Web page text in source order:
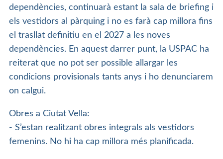
dependències, continuarà estant la sala de briefing i
els vestidors al pàrquing i no es farà cap millora fins
el trasllat definitiu en el 2027 a les noves
dependències. En aquest darrer punt, la USPAC ha
reiterat que no pot ser possible allargar les
condicions provisionals tants anys i ho denunciarem
on calgui.
Obres a Ciutat Vella:
- S’estan realitzant obres integrals als vestidors
femenins. No hi ha cap millora més planificada.